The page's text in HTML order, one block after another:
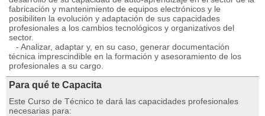
fabricación y mantenimiento de equipos electrónicos y le
posibiliten la evolución y adaptación de sus capacidades
profesionales a los cambios tecnológicos y organizativos del
sector.
- Analizar, adaptar y, en su caso, generar documentación
técnica imprescindible en la formación y asesoramiento de los
profesionales a su cargo.
Para qué te Capacita
Este Curso de Técnico te dará las capacidades profesionales
necesarias para: